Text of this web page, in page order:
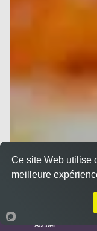
Accueil
Ce site Web utilise
meilleure